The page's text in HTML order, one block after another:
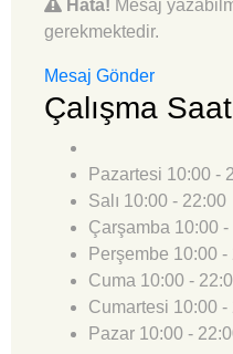
Hata! Mesaj
gerekmektedir.
Mesaj Gönder
Çalışma
Pazartesi 10:00 -
Salı 10:00 - 22:00
Çarşamba 10:00
Perşembe 10:00 -
Cuma 10:00 -
Cumartesi 10:00 -
Pazar 10:00 -